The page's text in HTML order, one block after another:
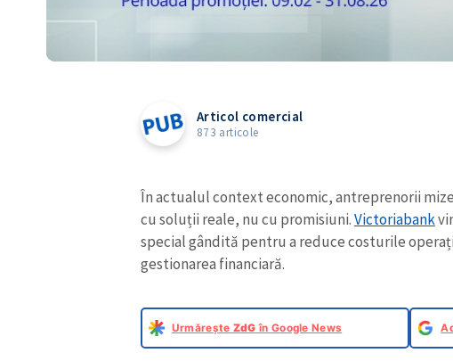
Articol comercial
873 articole
În actualul context economic, antreprenorii
cu soluții reale, nu cu promisiuni.Victoriabank
special gândită pentru a reduce costurile
gestionarea financiară.
Urmărește ZdG în Google News